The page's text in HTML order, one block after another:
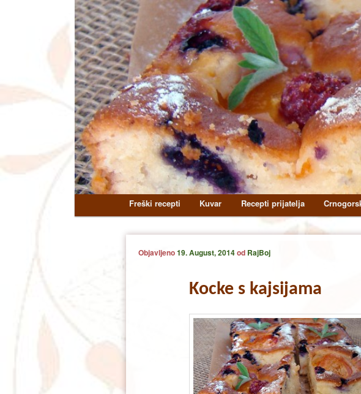
Main
Skip
to
Skip
to
Freški recepti Kuvar Recepti prijatelja
Kocke s kajsijama
Objavljeno19. August, 2014od RajBoj